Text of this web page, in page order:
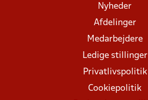
Nyheder
Afdelinger
Medarbejdere
Ledige stillinger
Privatlivspolitik
Cookiepolitik